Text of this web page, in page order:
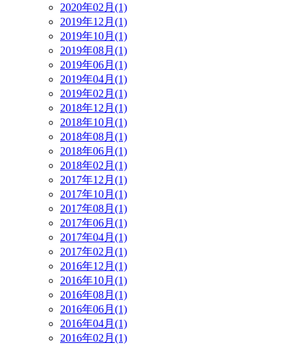
2020年02月(1)
2019年12月(1)
2019年10月(1)
2019年08月(1)
2019年06月(1)
2019年04月(1)
2019年02月(1)
2018年12月(1)
2018年10月(1)
2018年08月(1)
2018年06月(1)
2018年02月(1)
2017年12月(1)
2017年10月(1)
2017年08月(1)
2017年06月(1)
2017年04月(1)
2017年02月(1)
2016年12月(1)
2016年10月(1)
2016年08月(1)
2016年06月(1)
2016年04月(1)
2016年02月(1)